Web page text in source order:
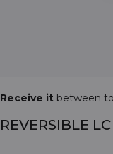
Receive it between
REVERSIBLE